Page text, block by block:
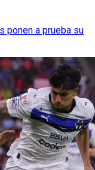
ponen a prueba su